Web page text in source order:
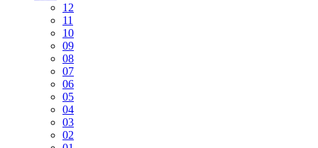
12
11
10
09
08
07
06
05
04
03
02